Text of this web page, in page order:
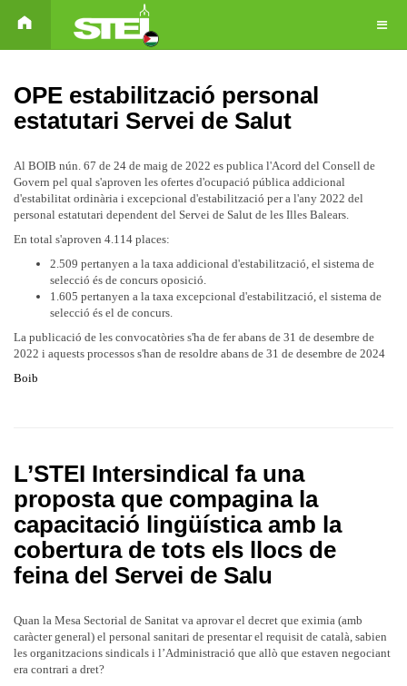
OPE estabilització personal
estatutari Servei de Salut
Al BOIB nún. 67 de 24 de maig de 2022 es publica l'Acord del Consell de
Govern pel qual s'aproven les ofertes d'ocupació pública addicional
d'estabilitat ordinària i excepcional d'estabilització per a l'any 2022 del
personal estatutari dependent del Servei de Salut de les Illes Balears.
En total s'aproven 4.114 places:
2.509 pertanyen a la taxa addicional d'estabilització, el sistema de
selecció és de concurs oposició.
1.605 pertanyen a la taxa excepcional d'estabilització, el sistema de
selecció és el de concurs.
La publicació de les convocatòries s'ha de fer abans de 31 de desembre de
2022 i aquests processos s'han de resoldre abans de 31 de desembre de 2024
Boib
L’STEI Intersindical fa una
proposta que compagina la
capacitació lingüística amb la
cobertura de tots els llocs de
feina del Servei de Salu
Quan la Mesa Sectorial de Sanitat va aprovar el decret que eximia (amb
caràcter general) el personal sanitari de presentar el requisit de català, sabien
les organitzacions sindicals i l’Administració que allò que estaven negociant
era contrari a dret?